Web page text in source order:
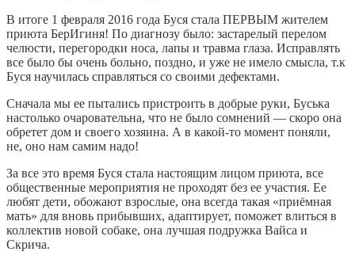
В итоге 1 февраля 2016 года Буся стала ПЕРВЫМ жителем
приюта БерИгиня! По диагнозу было: застарелый перелом
челюсти, перегородки носа, лапы и травма глаза. Исправлять
все было бы очень больно, поздно, и уже не имело смысла, т.к
Буся научилась справляться со своими дефектами.
Сначала мы ее пытались пристроить в добрые руки, Буська
настолько очаровательна, что не было сомнений — скоро она
обретет дом и своего хозяина. А в какой-то момент поняли,
не, оно нам самим надо!
За все это время Буся стала настоящим лицом приюта, все
общественные мероприятия не проходят без ее участия. Ее
любят дети, обожают взрослые, она всегда такая «приёмная
мать» для вновь прибывших, адаптирует, поможет влиться в
коллектив новой собаке, она лучшая подружка Вайса и
Скрича.